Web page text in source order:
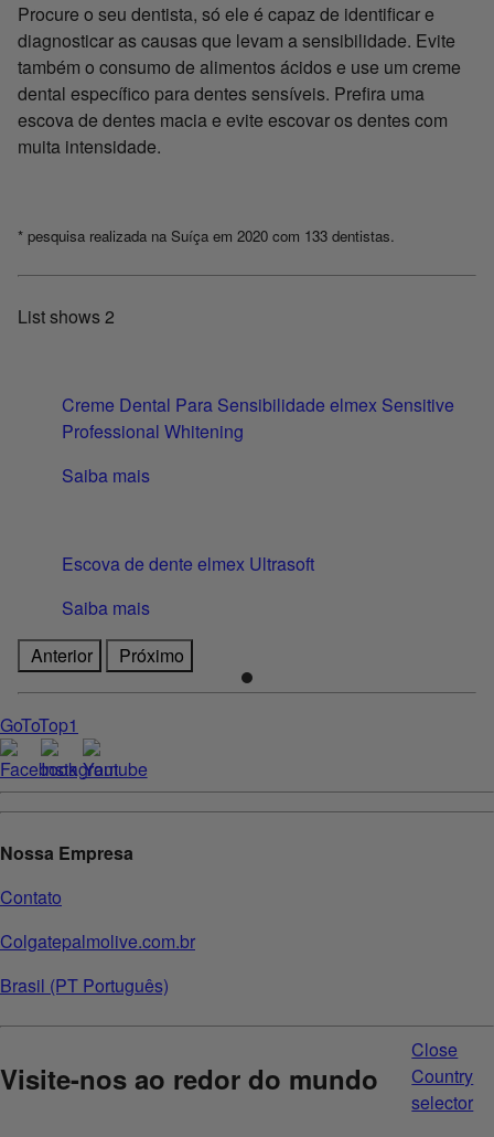
Procure o seu dentista, só ele é capaz de identificar e
diagnosticar as causas que levam a sensibilidade. Evite
também o consumo de alimentos ácidos e use um creme
dental específico para dentes sensíveis. Prefira uma
escova de dentes macia e evite escovar os dentes com
muita intensidade.
* pesquisa realizada na Suíça em 2020 com 133 dentistas.
List shows2
Creme Dental Para Sensibilidade elmex Sensitive
Professional Whitening
Saiba mais
Escova de dente elmex Ultrasoft
Saiba mais
Anterior
Próximo
GoToTop1
Nossa Empresa
Contato
Colgatepalmolive.com.br
Brasil (PT Português)
Visite-nos ao redor do mundo
Close
Country
selector